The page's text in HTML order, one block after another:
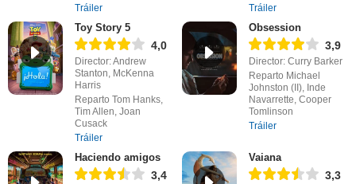
Tráiler
Tráiler
Toy Story 5
4,0
Director: Andrew
Stanton, McKenna
Harris
Reparto Tom Hanks,
Tim Allen, Joan
Cusack
Tráiler
Obsession
3,9
Director: Curry Barker
Reparto Michael
Johnston (II), Inde
Navarrette, Cooper
Tomlinson
Tráiler
Haciendo amigos
3,4
Vaiana
3,3